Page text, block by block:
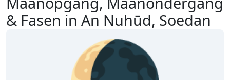
& Fasen in An Nuhūd, Soedan